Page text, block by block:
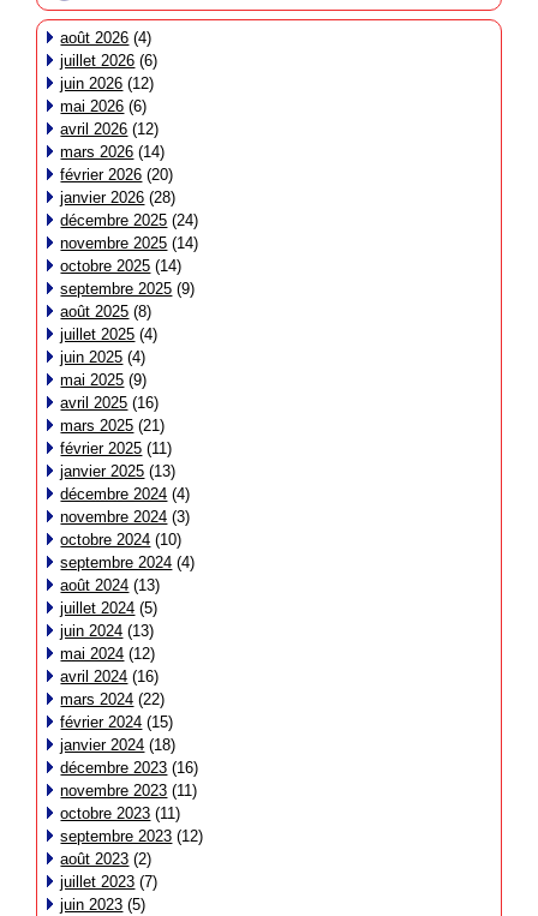
août 2026 (4)
juillet 2026 (6)
juin 2026 (12)
mai 2026 (6)
avril 2026 (12)
mars 2026 (14)
février 2026 (20)
janvier 2026 (28)
décembre 2025 (24)
novembre 2025 (14)
octobre 2025 (14)
septembre 2025 (9)
août 2025 (8)
juillet 2025 (4)
juin 2025 (4)
mai 2025 (9)
avril 2025 (16)
mars 2025 (21)
février 2025 (11)
janvier 2025 (13)
décembre 2024 (4)
novembre 2024 (3)
octobre 2024 (10)
septembre 2024 (4)
août 2024 (13)
juillet 2024 (5)
juin 2024 (13)
mai 2024 (12)
avril 2024 (16)
mars 2024 (22)
février 2024 (15)
janvier 2024 (18)
décembre 2023 (16)
novembre 2023 (11)
octobre 2023 (11)
septembre 2023 (12)
août 2023 (2)
juillet 2023 (7)
juin 2023 (5)